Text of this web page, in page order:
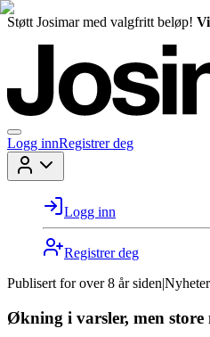
Støtt Josimar med valgfritt beløp!
Logg innRegistrer deg
Logg inn
Registrer deg
Publisert for over 8 år siden|Nyheter
Økning i varsler, men store